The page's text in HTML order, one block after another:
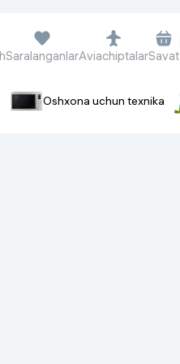
SaralanganlarAviachiptalarSavat
Oshxona uchun texnika